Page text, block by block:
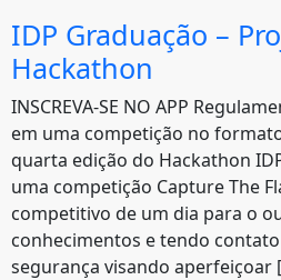
IDP Graduação –
Hackathon
INSCREVA-SE NO APP
em uma competição no
quarta edição do Hackathon
uma competição Capture The
competitivo de um dia para o
conhecimentos e tendo
segurança visando aperfeiçoar